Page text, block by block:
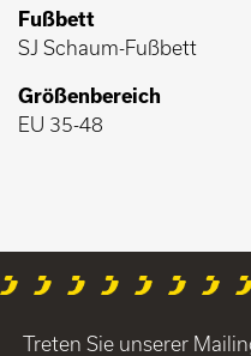
Fußbett
SJ Schaum-Fußbett
Größenbereich
EU 35-48
Treten Sie unserer